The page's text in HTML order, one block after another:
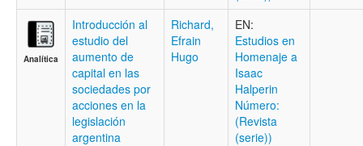
Analítica
Introducción al
estudio del
aumento de
capital en las
sociedades por
acciones en la
legislación
argentina
Richard,
Efrain
Hugo
EN:
Estudios en
Homenaje a
Isaac
Halperin
Número:
(Revista
(serie))